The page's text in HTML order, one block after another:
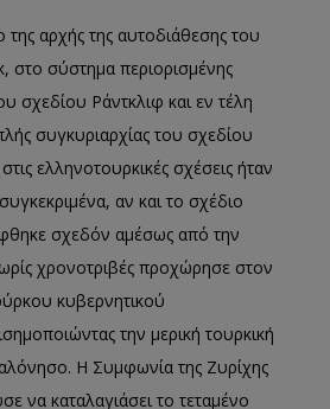
αρχής της αυτοδιάθεσης του
στο σύστημα περιορισμένης
σχεδίου Ράντκλιφ και εν τέλη
συγκυριαρχίας του σχεδίου
ελληνοτουρκικές σχέσεις ήταν
αν και το σχέδιο
σχεδόν αμέσως από την
χρονοτριβές προχώρησε στον
κυβερνητικού
την μερική τουρκική
Η Συμφωνία της Ζυρίχης
να καταλαγιάσει το τεταμένο